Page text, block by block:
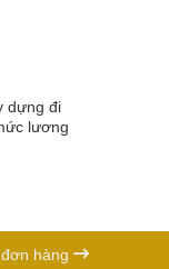
dựng đi
lương
hàng